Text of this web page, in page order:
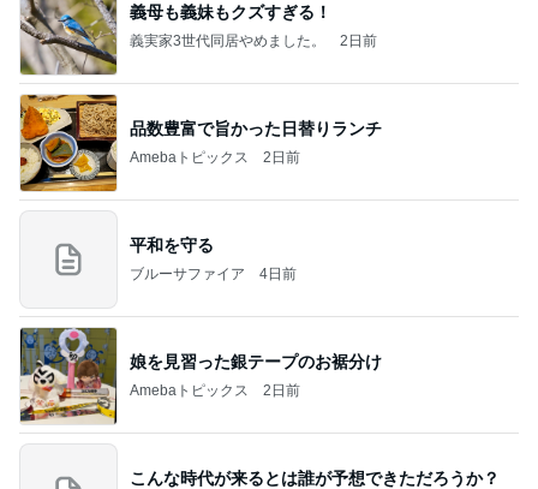
義母も義妹もクズすぎる！
義実家3世代同居やめました。 2日前
品数豊富で旨かった日替りランチ
Amebaトピックス 2日前
平和を守る
ブルーサファイア 4日前
娘を見習った銀テープのお裾分け
Amebaトピックス 2日前
こんな時代が来るとは誰が予想できただろうか？